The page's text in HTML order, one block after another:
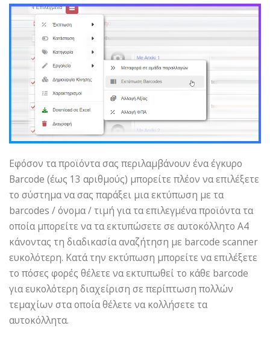
Εφόσον τα προϊόντα σας περιλαμβάνουν ένα έγκυρο
Barcode (έως 13 αριθμούς) μπορείτε πλέον να επιλέξετε
το σύστημα να σας παράξει μια εκτύπωση με τα
barcodes / όνομα / τιμή για τα επιλεγμένα προϊόντα τα
οποία μπορείτε να τα εκτυπώσετε σε αυτοκόλλητο Α4
κάνοντας τη διαδικασία αναζήτηση με barcode scanner
ευκολότερη. Κατά την εκτύπωση μπορείτε να επιλέξετε
το πόσες φορές θέλετε να εκτυπωθεί το κάθε barcode
για ευκολότερη διαχείριση σε περίπτωση πολλών
τεμαχίων στα οποία θέλετε να κολλήσετε τα
αυτοκόλλητα.